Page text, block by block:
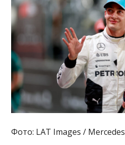
Фото: LAT Images / Mercedes